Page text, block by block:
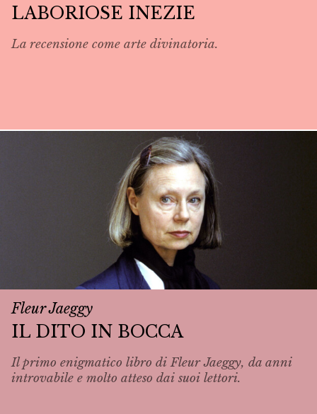
LABORIOSE INEZIE
La recensione come arte divinatoria.
Fleur Jaeggy
IL DITO IN BOCCA
Il primo enigmatico libro di Fleur Jaeggy, da anni
introvabile e molto atteso dai suoi lettori.